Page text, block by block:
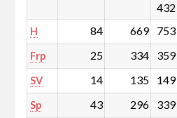
432
H 84 669 753
Frp 25 334 359
SV 14 135 149
Sp 43 296 339